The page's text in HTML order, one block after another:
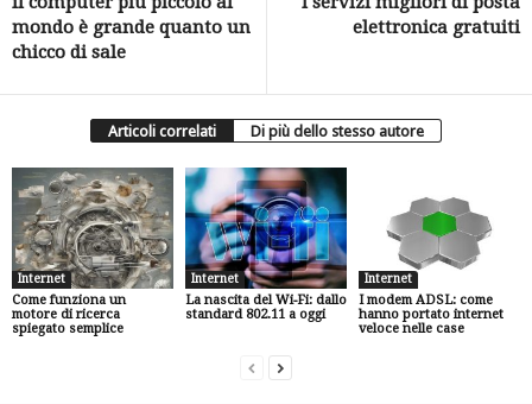
mondo è grande quanto un
chicco di sale
elettronica gratuiti
Articoli correlati Di più dello stesso autore
Internet
Come funziona un
motore di ricerca
spiegato semplice
Internet
La nascita del Wi-Fi: dallo
standard 802.11 a oggi
Internet
I modem ADSL: come
hanno portato internet
veloce nelle case